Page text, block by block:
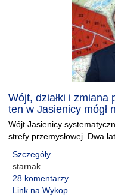
Wójt, działki i zmiana
ten w Jasienicy mógł
Wójt Jasienicy
strefy przemysłowej. Dwa
Szczegóły
starnak
28 komentarzy
Link na Wykop